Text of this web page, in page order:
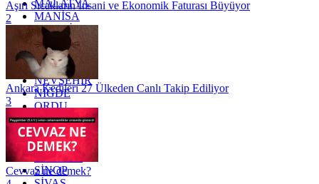
MALATYA
MANİSA
MARDİN
MERSİN
MUĞLA
MUŞ
NEVŞEHİR
NİĞDE
ORDU
OSMANİYE
RİZE
SAKARYA
SAMSUN
SİNOP
Aşırı Sıcakların İnsani ve Ekonomik Faturası Büyüyor
2
Ankara Kedileri 27 Ülkeden Canlı Takip Ediliyor
3
Cevvaz ne demek?